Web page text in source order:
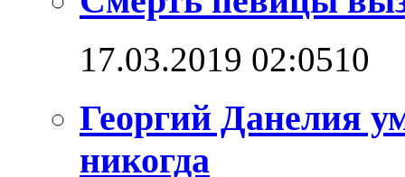
17.03.2019 02:0510
Георгий Данелия
никогда